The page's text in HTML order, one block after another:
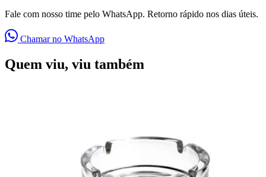
Fale com nosso time pelo WhatsApp. Retorno rápido nos dias úteis.
Chamar no WhatsApp
Quem viu, viu também